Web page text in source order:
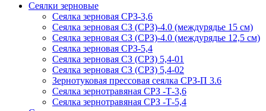
Сеялки зерновые
Сеялка зерновая СРЗ-3,6
Сеялка зерновая СЗ (СРЗ)-4.0 (междурядье 15 см)
Сеялка зерновая СЗ (СРЗ)-4.0 (междурядье 12,5 см)
Сеялка зерновая СРЗ-5,4
Сеялка зерновая СЗ (СРЗ) 5,4-01
Сеялка зерновая СЗ (СРЗ) 5,4-02
Зернотуковая прессовая сеялка СРЗ-П 3.6
Сеялка зернотравяная СРЗ -Т-3,6
Сеялка зернотравяная СРЗ -Т-5,4